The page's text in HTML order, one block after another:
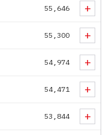
55,646 +
55,300 +
54,974 +
54,471 +
53,844 +